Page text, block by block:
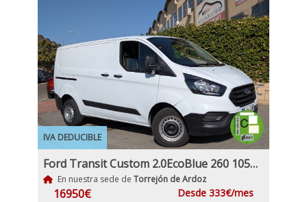
IVA DEDUCIBLE
Ford Transit Custom 2.0EcoBlue 260 105Cv Etiqueta medioambiental C IVA y Garantía Incl
En nuestra sede de Torrejón de Ardoz
16950€ Desde 333€/mes